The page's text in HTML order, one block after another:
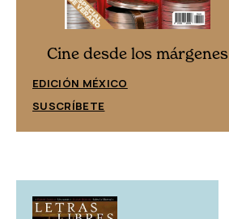
Cine desde los márgenes
EDICIÓN MÉXICO
SUSCRÍBETE